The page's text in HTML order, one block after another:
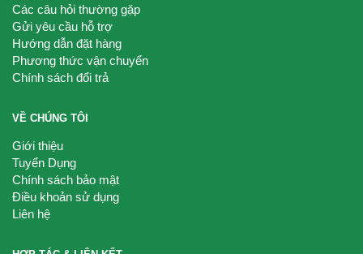
Các câu hỏi thường gặp
Gửi yêu cầu hỗ trợ
Hướng dẫn đặt hàng
Phương thức vận chuyển
Chính sách đổi trả
VỀ CHÚNG TÔI
Giới thiệu
Tuyển Dụng
Chính sách bảo mật
Điều khoản sử dụng
Liên hệ